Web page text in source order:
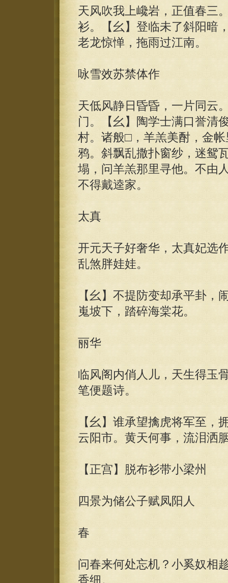
天风吹我上巉岩，正值春三
衫。【幺】登临未了斜阳暗
老龙惊惮，拖雨过江南。
咏雪效苏禁体作
天低风静日昏昏，一片同云
门。【幺】陶学士满口誉清
村。诸般□，羊羔美酎，金
鸦。斜飘乱撒扑窗纱，迷鸳
塌，问羊羔那里寻他。不由
不得戴逵家。
太真
开元天子好奢华，太真妃选
乱煞胖娃娃。
【幺】不提防变却承平卦，
嵬坡下，踏碎海棠花。
丽华
临风阁内俏人儿，天生得玉
笔便题诗。
【幺】谁承望擒虎将军至，
云阳市。黄天何事，流泪洒
【正宫】脱布衫带小梁州
四景为储公子赋凤阳人
春
问春来何处忘机？小奚奴相
香细。